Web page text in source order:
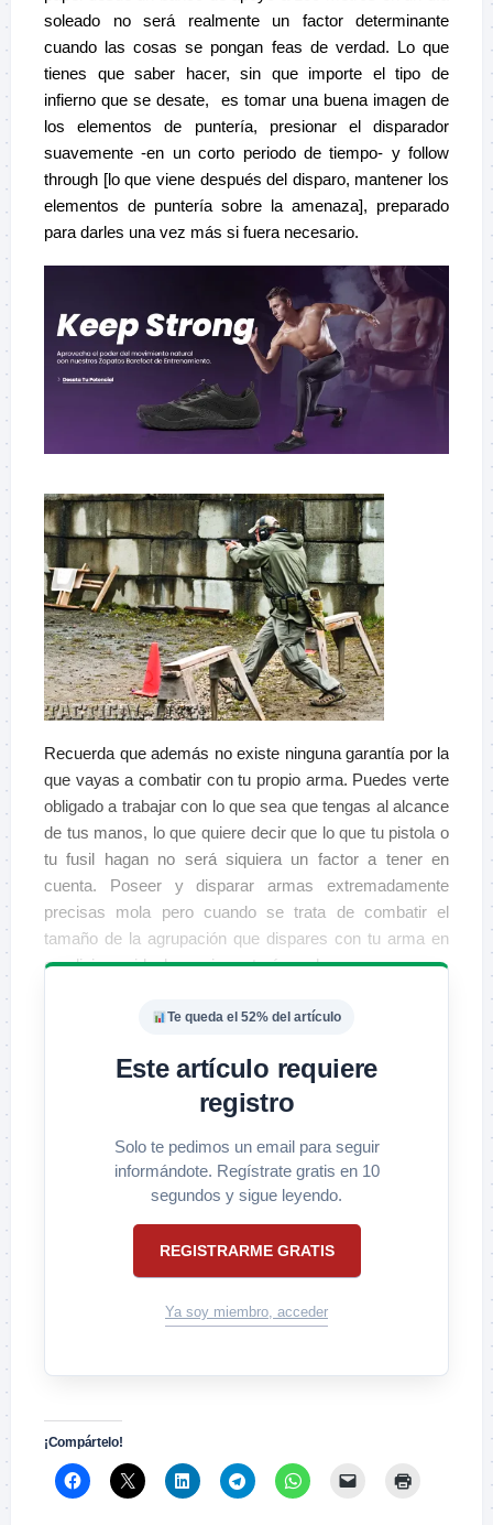
soleado no será realmente un factor determinante
cuando las cosas se pongan feas de verdad. Lo que
tienes que saber hacer, sin que importe el tipo de
infierno que se desate, es tomar una buena imagen de
los elementos de puntería, presionar el disparador
suavemente -en un corto periodo de tiempo- y follow
through [lo que viene después del disparo, mantener los
elementos de puntería sobre la amenaza], preparado
para darles una vez más si fuera necesario.
Recuerda que además no existe ninguna garantía por la
que vayas a combatir con tu propio arma. Puedes verte
obligado a trabajar con lo que sea que tengas al alcance
de tus manos, lo que quiere decir que lo que tu pistola o
tu fusil hagan no será siquiera un factor a tener en
cuenta. Poseer y disparar armas extremadamente
precisas mola pero cuando se trata de combatir el
tamaño de la agrupación que dispares con tu arma en
condiciones ideales no importará mucho.
Te queda el 52% del artículo
Este artículo requiere
registro
Solo te pedimos un email para seguir
informándote. Regístrate gratis en 10
segundos y sigue leyendo.
REGISTRARME GRATIS
Ya soy miembro, acceder
¡Compártelo!